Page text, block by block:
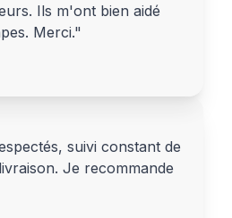
Ils m'ont bien aidé
Merci."
suivi constant de
Je recommande